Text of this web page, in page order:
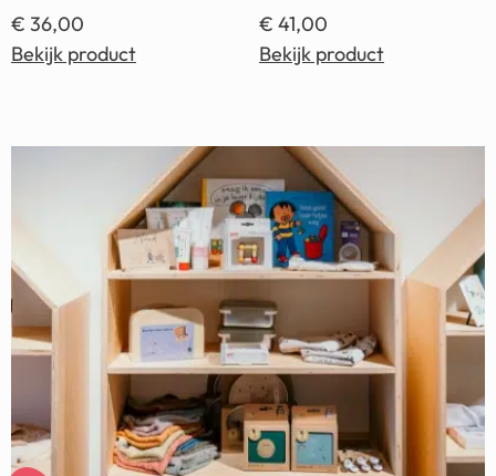
€ 36,00
Bekijk product
€ 41,00
Bekijk product